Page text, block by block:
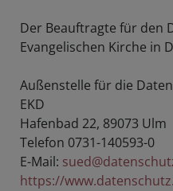
Der Beauftragte für den
Evangelischen Kirche in
Außenstelle für die
EKD
Hafenbad 22, 89073 Ulm
Telefon 0731-140593-0
E-Mail:
https://